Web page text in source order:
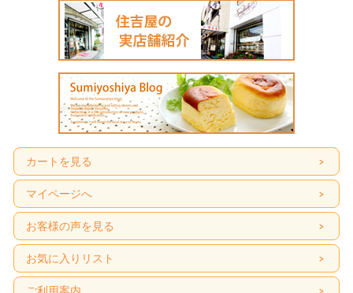
カートを見る
マイページへ
お客様の声を見る
お気に入りリスト
ご利用案内